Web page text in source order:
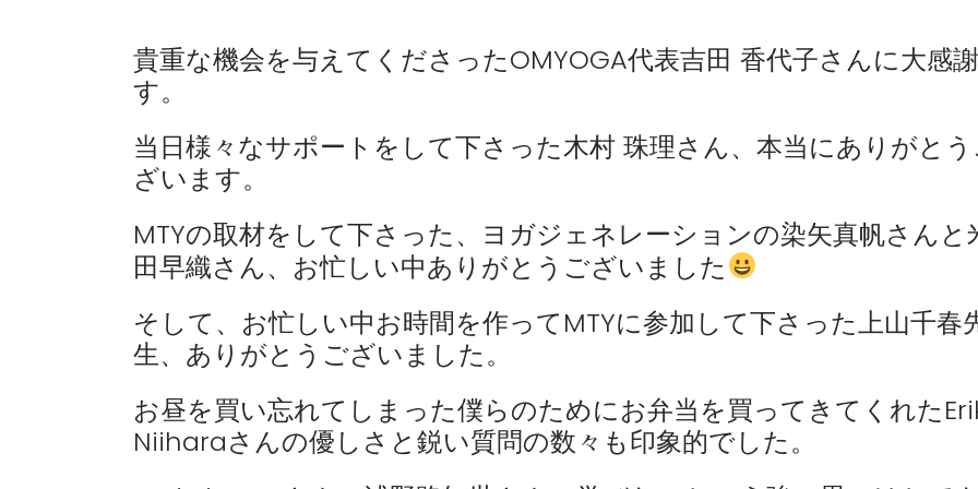
貴重な機会を与えてくださったOMYOGA代表吉田 香代子さんに大感
す。
当日様々なサポートをして下さった木村 珠理さん、本当にありがと
ざいます。
MTYの取材をして下さった、ヨガジェネレーションの染矢真帆さんと
田早織さん、お忙しい中ありがとうございました
そして、お忙しい中お時間を作ってMTYに参加して下さった上山千春
生、ありがとうございました。
お昼を買い忘れてしまった僕らのためにお弁当を買ってきてくれた
Niiharaさんの優しさと鋭い質問の数々も印象的でした。